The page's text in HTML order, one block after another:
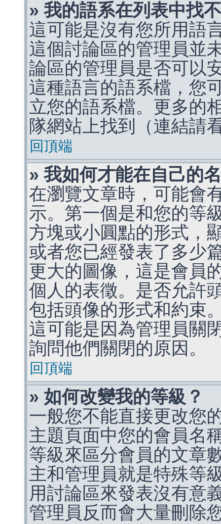
» 我的語系在列表中找
這可能是沒有您所用語
這個討論區的管理員並
論區的管理員是否可以
這種語言的語系檔，您
立您的語系檔。更多的
隊網站上找到（連結請
回頂端
» 我如何才能在自己的
在瀏覽文章時，可能會
示。第一個是和您的等
方塊或小圓點的形式，
或者您已經發表了多少
更大的圖像，這是會員
個人的表徵。是否允許
包括頭像的形式和約束
這可能是因為管理員關
詢問他們關閉的原因。
回頂端
» 如何改變我的等級？
一般您不能直接更改您
主題頁面中您的會員名
等級來區分會員的文章
主和管理員就是特殊等
用討論區來發表沒有意
管理員反而會大量刪除